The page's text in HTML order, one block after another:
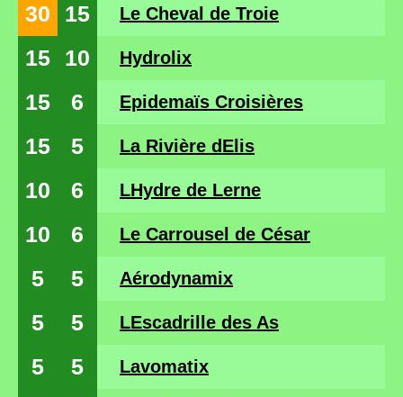
30 15 Le Cheval de Troie
15 10 Hydrolix
15 6 Epidemaïs Croisières
15 5 La Rivière dElis
10 6 LHydre de Lerne
10 6 Le Carrousel de César
5 5 Aérodynamix
5 5 LEscadrille des As
5 5 Lavomatix